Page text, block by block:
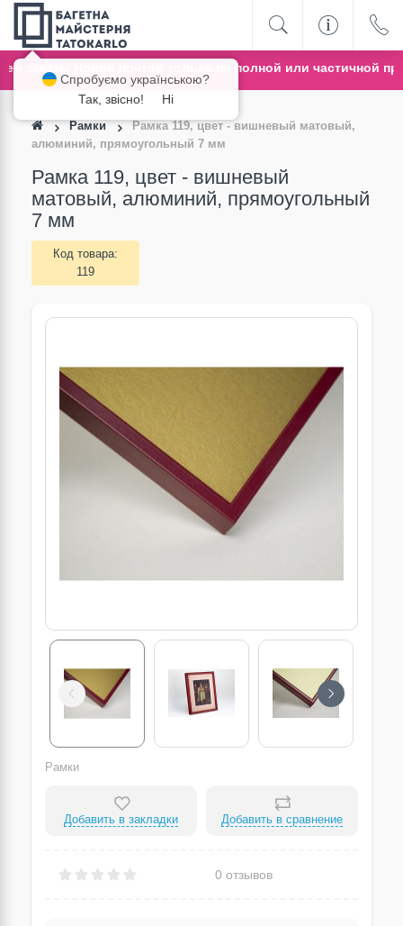
Новой почтой только по полной или частичной
Рамки
Рамка 119, цвет - вишневый матовый,
алюминий, прямоугольный 7 мм
Рамка 119, цвет - вишневый
матовый, алюминий, прямоугольный
7 мм
Код товара:
119
Рамки
Добавить в закладки Добавить в сравнение
0 отзывов
Спробуємо українською?
Так, звісно!
Ні